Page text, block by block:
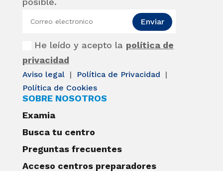
He leído y acepto la política de
privacidad
Enviar
Aviso legal | Política de Privacidad
|
Política de Cookies
SOBRE NOSOTROS
Examia
Busca tu centro
Preguntas frecuentes
Acceso centros preparadores